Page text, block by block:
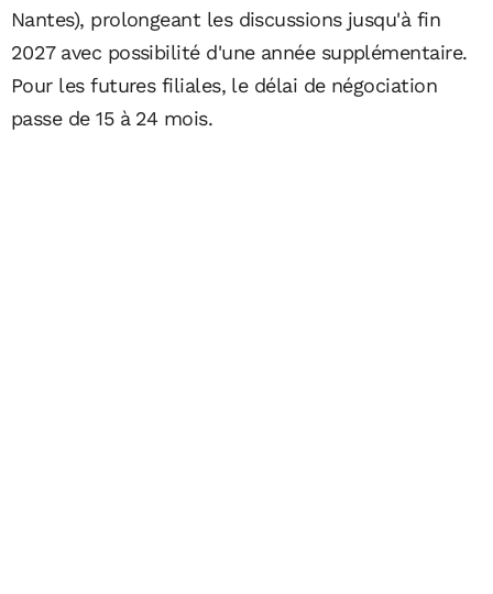
Nantes), prolongeant les discussions jusqu'à fin
2027 avec possibilité d'une année supplémentaire.
Pour les futures filiales, le délai de négociation
passe de 15 à 24 mois.